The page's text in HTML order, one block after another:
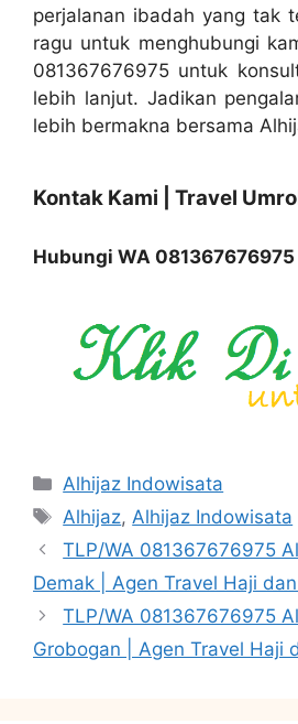
perjalanan ibadah yang tak
ragu untuk menghubungi
081367676975 untuk
lebih lanjut. Jadikan
lebih bermakna bersama
Kontak Kami | Travel
Hubungi WA 081367676975
Categories
Alhijaz Indowisata
Tags
Alhijaz, Alhijaz Indowisata
TLP/WA 081367676975
Demak | Agen Travel Haji
TLP/WA 081367676975
Grobogan | Agen Travel Haji